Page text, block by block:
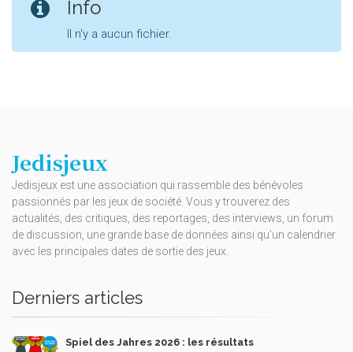
Info
Il n'y a aucun fichier.
Jedisjeux
Jedisjeux est une association qui rassemble des bénévoles
passionnés par les jeux de société. Vous y trouverez des
actualités, des critiques, des reportages, des interviews, un forum
de discussion, une grande base de données ainsi qu’un calendrier
avec les principales dates de sortie des jeux.
Derniers articles
Spiel des Jahres 2026 : les résultats